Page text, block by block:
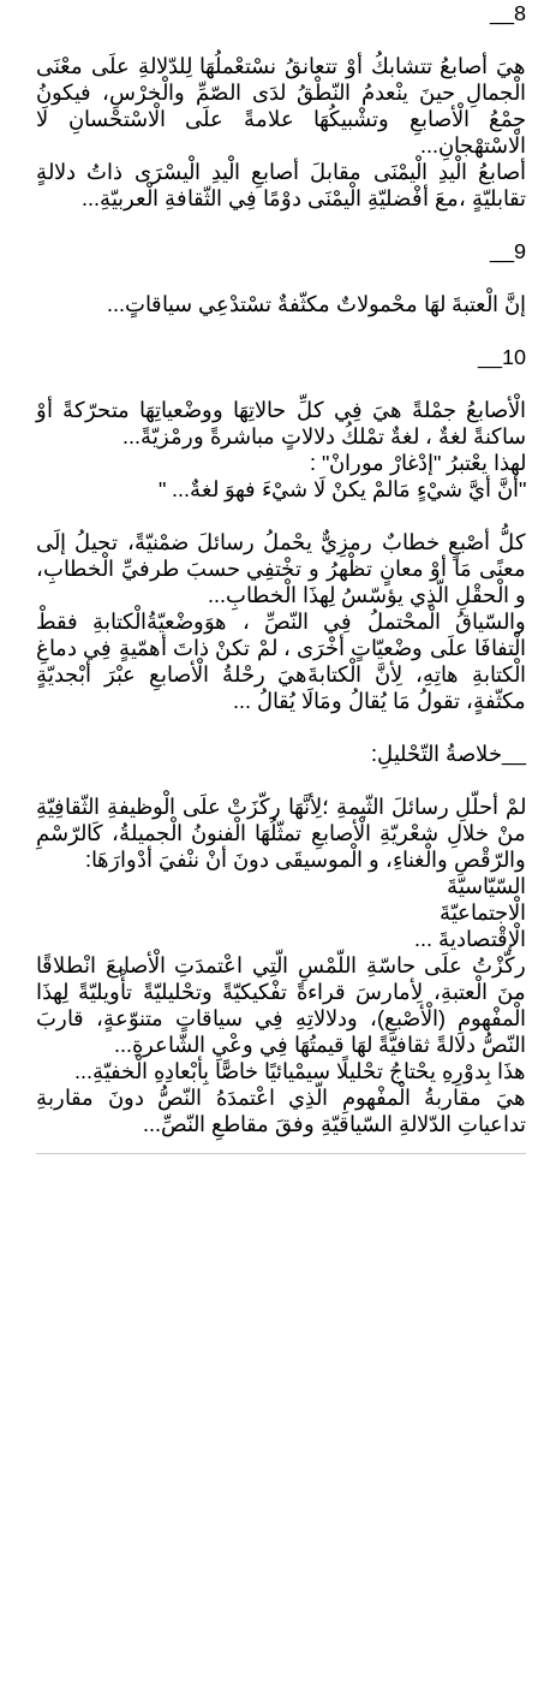
8__
هيَ أصابعُ تتشابكُ أوْ تتعانقُ نسْتعْملُهَا لِلدّلالةِ علَى معْنَى
الْجمالِ حينَ ينْعدمُ النّطْقُ لدَى الصّمِّ والْخرْسِ، فيكونُ
جمْعُ الْأصابعِ وتشْبيكُهَا علامةً علَى الْاسْتحْسانِ لَا
الْاسْتهْجانِ...
أصابعُ الْيدِ الْيمْنَى مقابلَ أصابعِ الْيدِ الْيسْرَى ذاتُ دلالةٍ
تقابليّةٍ ،معَ أفْضليّةِ الْيمْنَى دوْمًا فِي الثّقافةِ الْعربيّةِ...
9__
إنَّ الْعتبةَ لهَا محْمولاتٌ مكثّفةٌ تسْتدْعِي سياقاتٍ...
10__
الْأصابعُ جمْلةً هيَ فِي كلِّ حالاتِهَا ووضْعياتِهَا متحرّكةً أوْ
ساكنةً لغةٌ ، لغةٌ تمْلكُ دلالاتٍ مباشرةً ورمْزيّةً...
لهذا يعْتبرُ "إدْغارْ مورانْ" :
"أنَّ أيَّ شيْءٍ مَالمْ يكنْ لَا شيْءَ فهوَ لغةٌ... "
كلُّ أصْبعٍ خطابٌ رمزِيٌّ يحْملُ رسائلَ ضمْنيّةً، تحيلُ إلَى
معنًى مَا أوْ معانٍ تظْهرُ و تخْتفِي حسبَ طرفيِّ الْخطابِ،
و الْحقْلِ الّذِي يؤسّسُ لِهذَا الْخطابِ...
والسّياقُ الْمحْتملُ فِي النّصِّ ، هوَوضْعيّةُالْكتابةِ فقطْ
الْتفافَا علَى وضْعيّاتٍ أخْرَى ، لمْ تكنْ ذاتَ أهمّيةٍ فِي دماغِ
الْكتابةِ هاتِهِ، لِأنَّ الْكتابةَهيَ رحْلةُ الْأصابعِ عبْرَ أبْجديّةٍ
مكثّفةٍ، تقولُ مَا يُقالُ ومَالَا يُقالُ ...
__خلاصةُ التّحْليلِ:
لمْ أحلّلِ رسائلَ الثّيمةِ ؛لِأنَّهَا ركّزَتْ علَى الْوظيفةِ الثّقافِيّةِ
منْ خلالِ شعْريّةِ الْأصابعِ تمثّلُهَا الْفنونُ الْجميلةُ، كَالرّسْمِ
والرّقْصِ والْغناءِ، و الْموسيقَى دونَ أنْ ننْفيَ أدْوارَهَا:
السّيّاسيّةَ
الْاجتماعيّةَ
الْإقْتصاديةَ ...
ركّزْتُ علَى حاسّةِ اللّمْسِ الّتِي اعْتمدَتِ الْأصابعَ انْطلاقًا
منَ الْعتبةِ، لِأمارسَ قراءةً تفْكيكيّةً وتحْليليّةً تأْويليّةً لِهذَا
الْمفْهومِ (الْأصْبعِ)، ودلالاتِهِ فِي سياقاتٍ متنوّعةٍ، قاربَ
النّصُّ دلالةً ثقافيّةً لهَا قيمتُهَا فِي وعْيِ الشّاعرةِ...
هذَا بِدوْرِهِ يحْتاجُ تحْليلًا سيمْيائيًا خاصًّا بِأبْعادِهِ الْخفيّةِ...
هيَ مقاربةُ الْمفْهومِ الّذِي اعْتمدَهُ النّصُّ دونَ مقاربةِ
تداعياتِ الدّلالةِ السّياقيّةِ وفقَ مقاطعِ النّصِّ...